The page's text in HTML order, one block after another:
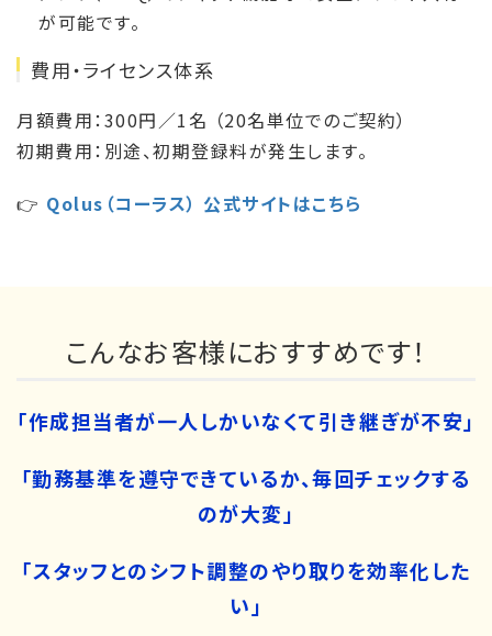
が可能です。
費用・ライセンス体系
月額費用：300円／1名 （20名単位でのご契約）
初期費用：別途、初期登録料が発生します。
👉 Qolus（コーラス） 公式サイトはこちら
こんなお客様におすすめです！
「作成担当者が一人しかいなくて引き継ぎが不安」
「勤務基準を遵守できているか、毎回チェックする
のが大変」
「スタッフとのシフト調整のやり取りを効率化した
い」